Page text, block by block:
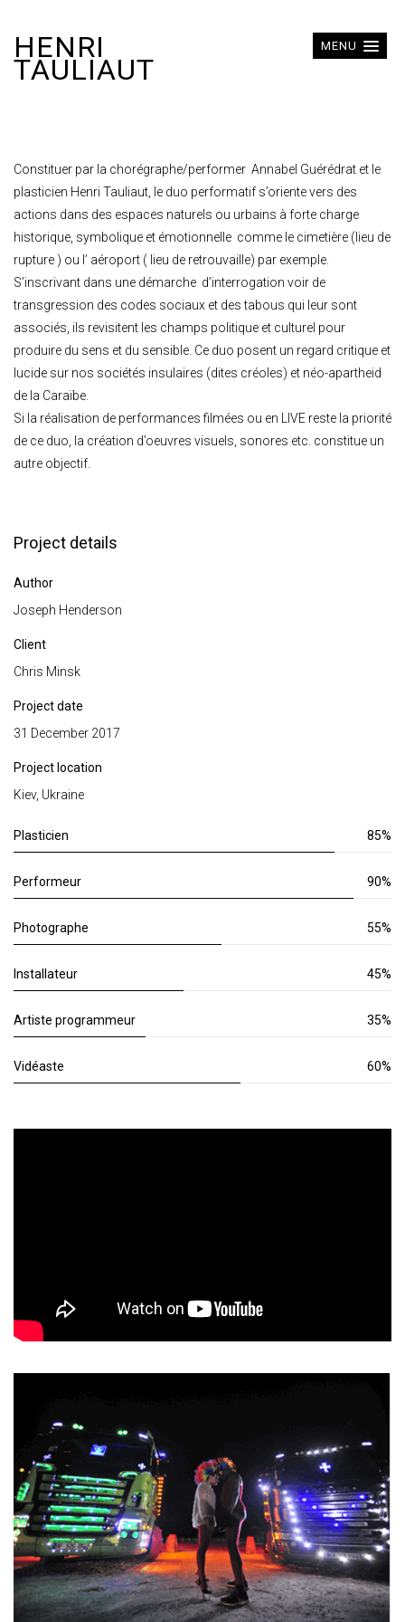
MENU
HENRI
TAULIAUT
Constituer par la chorégraphe/performer Annabel Guérédrat et le
plasticien Henri Tauliaut, le duo performatif s’oriente vers des
actions dans des espaces naturels ou urbains à forte charge
historique, symbolique et émotionnelle comme le cimetière (lieu de
rupture ) ou l’ aéroport ( lieu de retrouvaille) par exemple.
S’inscrivant dans une démarche d’interrogation voir de
transgression des codes sociaux et des tabous qui leur sont
associés, ils revisitent les champs politique et culturel pour
produire du sens et du sensible. Ce duo posent un regard critique et
lucide sur nos sociétés insulaires (dites créoles) et néo-apartheid
de la Caraïbe.
Si la réalisation de performances filmées ou en LIVE reste la priorité
de ce duo, la création d’oeuvres visuels, sonores etc. constitue un
autre objectif.
Project details
Author
Joseph Henderson
Client
Chris Minsk
Project date
31 December 2017
Project location
Kiev, Ukraine
Plasticien 85%
Performeur 90%
Photographe 55%
Installateur 45%
Artiste programmeur 35%
Vidéaste 60%